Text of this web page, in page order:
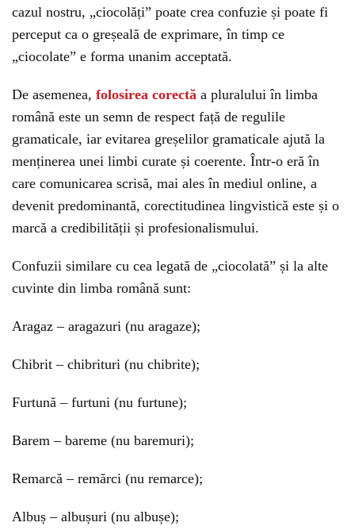
cazul nostru, „ciocolăți” poate crea confuzie și poate fi
perceput ca o greșeală de exprimare, în timp ce
„ciocolate” e forma unanim acceptată.
De asemenea, folosirea corectă a pluralului în limba
română este un semn de respect față de regulile
gramaticale, iar evitarea greșelilor gramaticale ajută la
menținerea unei limbi curate și coerente. Într-o eră în
care comunicarea scrisă, mai ales în mediul online, a
devenit predominantă, corectitudinea lingvistică este și o
marcă a credibilității și profesionalismului.
Confuzii similare cu cea legată de „ciocolată” și la alte
cuvinte din limba română sunt:
Aragaz – aragazuri (nu aragaze);
Chibrit – chibrituri (nu chibrite);
Furtună – furtuni (nu furtune);
Barem – bareme (nu baremuri);
Remarcă – remărci (nu remarce);
Albuș – albușuri (nu albușe);